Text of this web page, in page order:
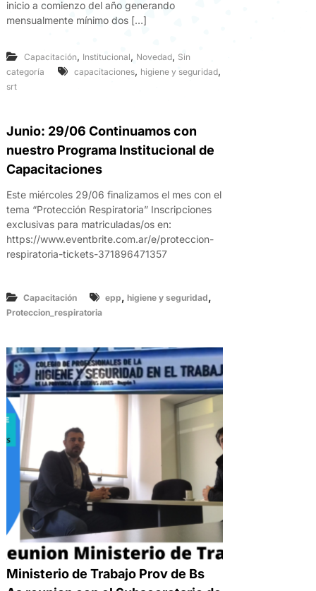
inicio a comienzo del año generando
mensualmente mínimo dos […]
Capacitación , Institucional , Novedad, Sin
categoría
capacitaciones, higiene y seguridad,
srt
Junio: 29/06 Continuamos con
nuestro Programa Institucional de
Capacitaciones
Este miércoles 29/06 finalizamos el mes con el
tema “Protección Respiratoria” Inscripciones
exclusivas para matriculadas/os en:
https://www.eventbrite.com.ar/e/proteccion-
respiratoria-tickets-371896471357
Capacitación epp , higiene y seguridad ,
Proteccion_respiratoria
Ministerio de Trabajo Prov de Bs